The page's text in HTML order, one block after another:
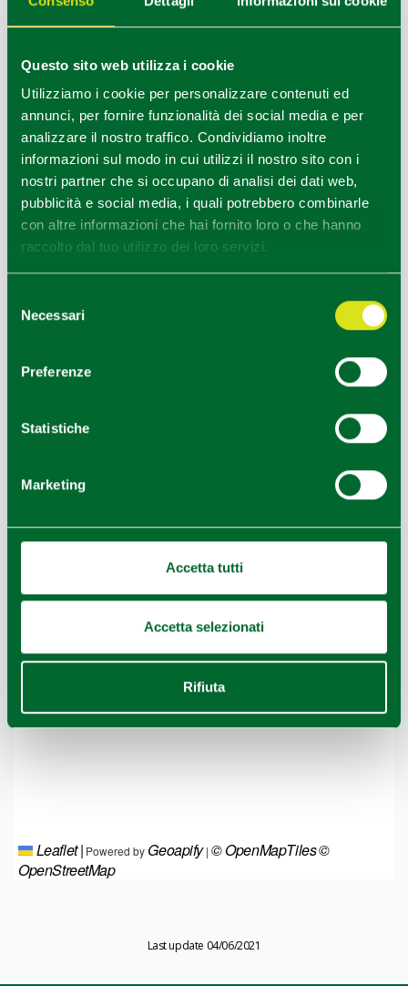
Questo sito web utilizza i cookie
Utilizziamo i cookie per personalizzare contenuti ed
annunci, per fornire funzionalità dei social media e per
analizzare il nostro traffico. Condividiamo inoltre
informazioni sul modo in cui utilizzi il nostro sito con i
nostri partner che si occupano di analisi dei dati web,
pubblicità e social media, i quali potrebbero combinarle
con altre informazioni che hai fornito loro o che hanno
raccolto dal tuo utilizzo dei loro servizi.
delNecessari
Preferenze
Statistiche
Marketing
Accetta tutti
Accetta selezionati
Rifiuta
Ventasso (RE), Turismo Appennino pista
1/1
−
Leaflet| Powered by Geoapify|© OpenMapTiles©
OpenStreetMap
Last update 04/06/2021